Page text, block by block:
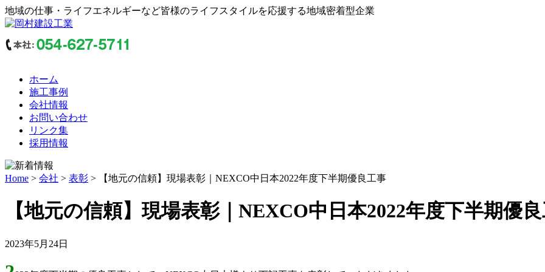
地域の仕事・ライフエネルギーなど皆様のライフスタイルを応援する地域密着型企業
ホーム
施工事例
会社情報
お問い合わせ
リンク集
採用情報
Home > 会社 > 表彰 > 【地元の信頼】現場表彰｜NEXCO中日本2022年度下半期優良工事
【地元の信頼】現場表彰｜NEXCO中日本2022年度下半期優
2023年5月24日